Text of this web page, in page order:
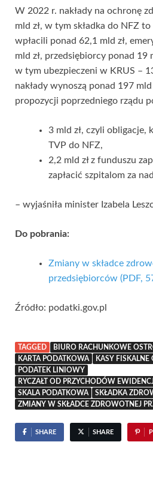
W 2022 r. nakłady na ochronę
mld zł, w tym składka do NFZ
wpłacili ponad 62,1 mld zł,
mld zł, przedsiębiorcy ponad 19
w tym ubezpieczeni w KRUS –
nakłady wynoszą ponad 197
propozycji poprzedniego rządu
3 mld zł, czyli obligacje,
TVP do NFZ,
2,2 mld zł z funduszu
zapłacić szpitalom za
– wyjaśniła minister Izabela
Do pobrania:
Zmiany w składce
przedsiębiorców (PDF,
Źródło: podatki.gov.pl
TAGGED
BIURO RACHUNKOWE
KARTA PODATKOWA
KASY FISKALNE
PODATEK LINIOWY
RYCZAŁT OD PRZYCHODÓW
SKALA PODATKOWA
SKŁADKA
ZMIANY W SKŁADCE ZDROWOTNEJ
SHARE SHARE